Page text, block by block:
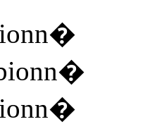
�
�
�